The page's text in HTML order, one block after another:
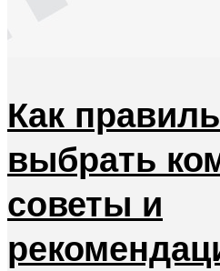
Как
выбрать
советы и